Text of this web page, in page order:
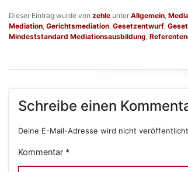
Dieser Eintrag wurde von zehle unter Allgemein
Mediation Gerichtsmediation Gesetzentwurf
Mindeststandard Mediationsausbildung
Schreibe einen
Deine E-Mail-Adresse wird nicht
Kommentar *